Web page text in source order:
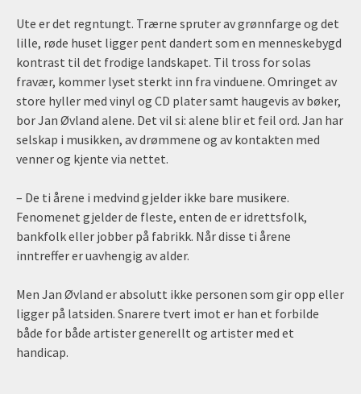
Ute er det regntungt. Trærne spruter av grønnfarge og det
lille, røde huset ligger pent dandert som en menneskebygd
kontrast til det frodige landskapet. Til tross for solas
fravær, kommer lyset sterkt inn fra vinduene. Omringet av
store hyller med vinyl og CD plater samt haugevis av bøker,
bor Jan Øvland alene. Det vil si: alene blir et feil ord. Jan har
selskap i musikken, av drømmene og av kontakten med
venner og kjente via nettet.
– De ti årene i medvind gjelder ikke bare musikere.
Fenomenet gjelder de fleste, enten de er idrettsfolk,
bankfolk eller jobber på fabrikk. Når disse ti årene
inntreffer er uavhengig av alder.
Men Jan Øvland er absolutt ikke personen som gir opp eller
ligger på latsiden. Snarere tvert imot er han et forbilde
både for både artister generellt og artister med et
handicap.